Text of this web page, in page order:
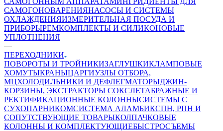
САМОГОНОВАРЕНИЯНАСОСЫ И СИСТЕМЫ
ОХЛАЖДЕНИЯИЗМЕРИТЕЛЬНАЯ ПОСУДА И
ПРИБОРЫРЕМКОМПЛЕКТЫ И СИЛИКОНОВЫЕ
УПЛОТНЕНИЯ
—
ПЕРЕХОДНИКИ
ПОВОРОТЫ И ТРОЙНИКИЗАГЛУШКИКЛАМПОВЫЕ
ХОМУТЫКРАНЫЦАРГИУЗЛЫ ОТБОРА,
МЦХОЛОДИЛЬНИКИ И ДЕФЛЕГМАТОРЫДЖИН-
КОРЗИНЫ, ЭКСТРАКТОРЫ СОКСЛЕТАБРАЖНЫЕ И
РЕКТИФИКАЦИОННЫЕ КОЛОННЫСИСТЕМЫ С
СУХОПАРНИКОМСИСТЕМА АЛАМБИКСПН, РПН И
СОПУТСТВУЮЩИЕ ТОВАРЫКОЛПАЧКОВЫЕ
КОЛОННЫ И КОМПЛЕКТУЮЩИЕБЫСТРОСЪЕМЫ